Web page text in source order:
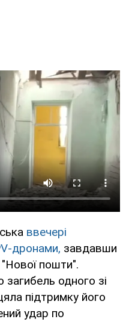
ввечері
дронами, завдавши
пошти".
загибель одного зі
підтримку його
удар по